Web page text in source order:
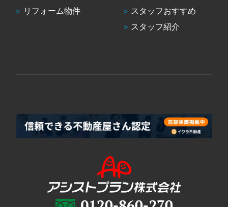
リフォーム物件
スタッフおすすめ
スタッフ紹介